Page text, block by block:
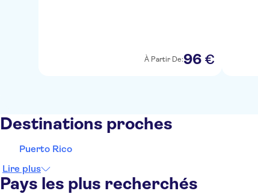
À Partir De:96 €
Destinations proches
Puerto Rico
Lire plus
Pays les plus recherchés